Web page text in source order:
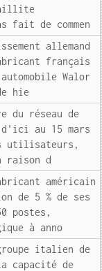
fait de commen
allemand
français
Walor
hie
du réseau de
au 15 mars
utilisateurs,
raison d
américain
de 5 % de ses
postes,
à anno
italien de
capacité de